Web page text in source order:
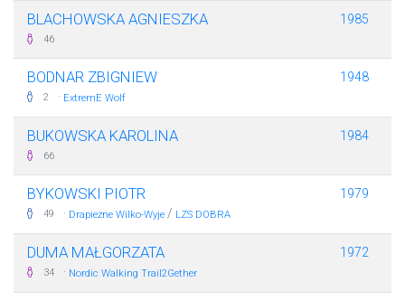
BLACHOWSKA AGNIESZKA
46
1985
BODNAR ZBIGNIEW
2 · ExtremE Wolf
1948
BUKOWSKA KAROLINA
66
1984
BYKOWSKI PIOTR
49 · Drapieżne Wilko-Wyje / LZS DOBRA
1979
DUMA MAŁGORZATA
34 · Nordic Walking Trail2Gether
1972